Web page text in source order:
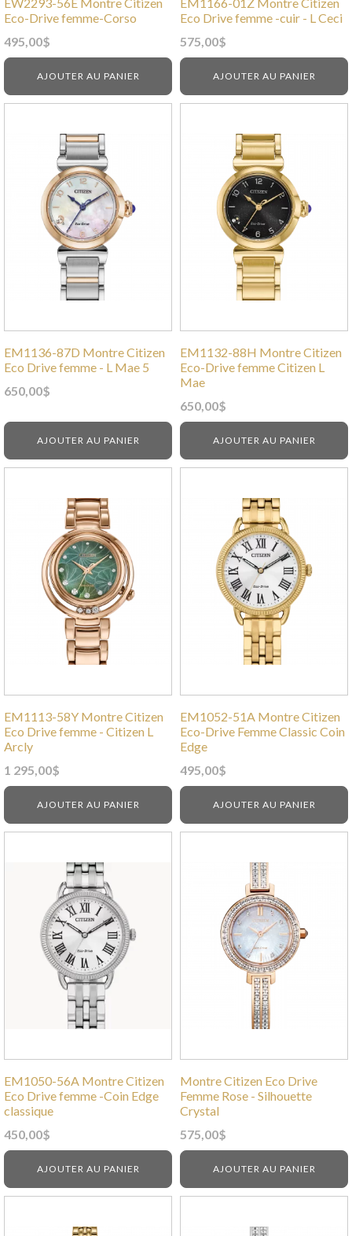
Eco-Drive femme-Corso
495,00$
AJOUTER AU PANIER
Eco Drive femme -cuir - L Ceci
575,00$
AJOUTER AU PANIER
EM1136-87D Montre Citizen
Eco Drive femme - L Mae 5
650,00$
AJOUTER AU PANIER
EM1132-88H Montre Citizen
Eco-Drive femme Citizen L
Mae
650,00$
AJOUTER AU PANIER
EM1113-58Y Montre Citizen
Eco Drive femme - Citizen L
Arcly
1 295,00$
AJOUTER AU PANIER
EM1052-51A Montre Citizen
Eco-Drive Femme Classic Coin
Edge
495,00$
AJOUTER AU PANIER
EM1050-56A Montre Citizen
Eco Drive femme -Coin Edge
classique
450,00$
AJOUTER AU PANIER
Montre Citizen Eco Drive
Femme Rose - Silhouette
Crystal
575,00$
AJOUTER AU PANIER